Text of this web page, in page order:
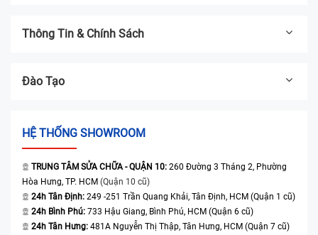
Thông Tin & Chính Sách
Đào Tạo
HỆ THỐNG SHOWROOM
TRUNG TÂM SỬA CHỮA - QUẬN 10: 260 Đường 3 Tháng 2, Phường
Hòa Hưng, TP. HCM (Quận 10 cũ)
24h Tân Định: 249 -251 Trần Quang Khải, Tân Định, HCM (Quận 1 cũ)
24h Bình Phú: 733 Hậu Giang, Bình Phú, HCM (Quận 6 cũ)
24h Tân Hưng: 481A Nguyễn Thị Thập, Tân Hưng, HCM (Quận 7 cũ)